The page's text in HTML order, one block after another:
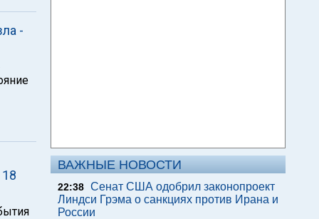
-
ВАЖНЫЕ НОВОСТИ
22:38 Сенат США одобрил законопроект
Линдси Грэма о санкциях против Ирана и
России